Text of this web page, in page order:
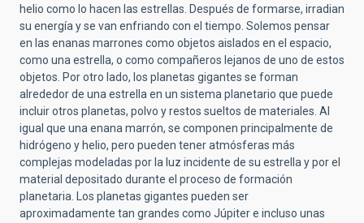
helio como lo hacen las estrellas. Después de formarse, irradian
su energía y se van enfriando con el tiempo. Solemos pensar
en las enanas marrones como objetos aislados en el espacio,
como una estrella, o como compañeros lejanos de uno de estos
objetos. Por otro lado, los planetas gigantes se forman
alrededor de una estrella en un sistema planetario que puede
incluir otros planetas, polvo y restos sueltos de materiales. Al
igual que una enana marrón, se componen principalmente de
hidrógeno y helio, pero pueden tener atmósferas más
complejas modeladas por la luz incidente de su estrella y por el
material depositado durante el proceso de formación
planetaria. Los planetas gigantes pueden ser
aproximadamente tan grandes como Júpiter e incluso unas